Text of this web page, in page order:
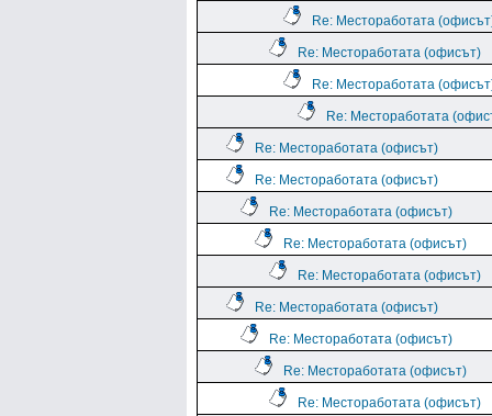
Re: Местоработата
Re: Местоработата (офисът)
Re: Местоработата
Re: Местоработата
Re: Местоработата (офисът)
Re: Местоработата (офисът)
Re: Местоработата (офисът)
Re: Местоработата (офисът)
Re: Местоработата (офисът)
Re: Местоработата (офисът)
Re: Местоработата (офисът)
Re: Местоработата (офисът)
Re: Местоработата (офисът)